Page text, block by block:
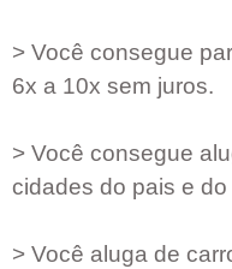
> Você consegue
6x a 10x sem juros.
> Você consegue
cidades do pais e do
> Você aluga de